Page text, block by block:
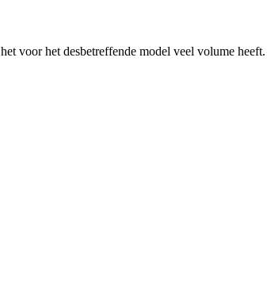
voor het desbetreffende model veel volume heeft.